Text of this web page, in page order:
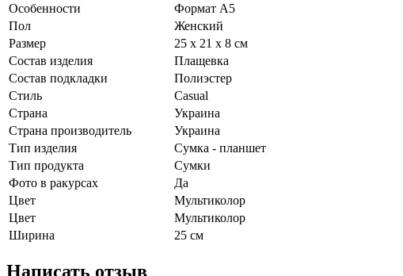
Особенности
Формат А5
Пол
Женский
Размер
25 х 21 х 8 см
Состав изделия
Плащевка
Состав подкладки
Полиэстер
Стиль
Casual
Страна
Украина
Страна производитель
Украина
Тип изделия
Сумка - планшет
Тип продукта
Сумки
Фото в ракурсах
Да
Цвет
Мультиколор
Цвет
Мультиколор
Ширина
25 см
Написать отзыв